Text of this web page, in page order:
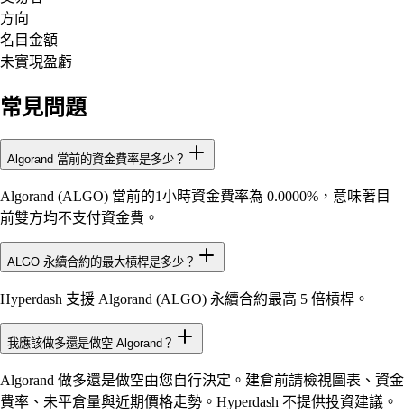
方向
名目金額
未實現盈虧
常見問題
Algorand 當前的資金費率是多少？
Algorand (ALGO) 當前的1小時資金費率為 0.0000%，意味著目
前雙方均不支付資金費。
ALGO 永續合約的最大槓桿是多少？
Hyperdash 支援 Algorand (ALGO) 永續合約最高 5 倍槓桿。
我應該做多還是做空 Algorand？
Algorand 做多還是做空由您自行決定。建倉前請檢視圖表、資金
費率、未平倉量與近期價格走勢。Hyperdash 不提供投資建議。